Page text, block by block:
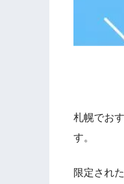
札幌でお
す。
限定され